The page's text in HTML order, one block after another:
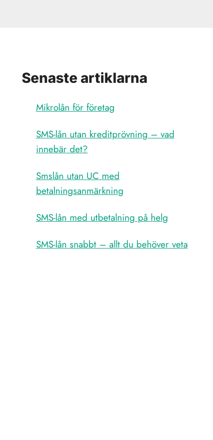
Senaste artiklarna
Mikrolån för företag
SMS-lån utan kreditprövning – vad
innebär det?
Smslån utan UC med
betalningsanmärkning
SMS-lån med utbetalning på helg
SMS-lån snabbt – allt du behöver veta